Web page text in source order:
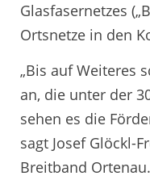
Glasfasernetzes
Ortsnetze in den
„Bis auf Weiteres
an, die unter der
sehen es die
sagt Josef Glöckl-
Breitband